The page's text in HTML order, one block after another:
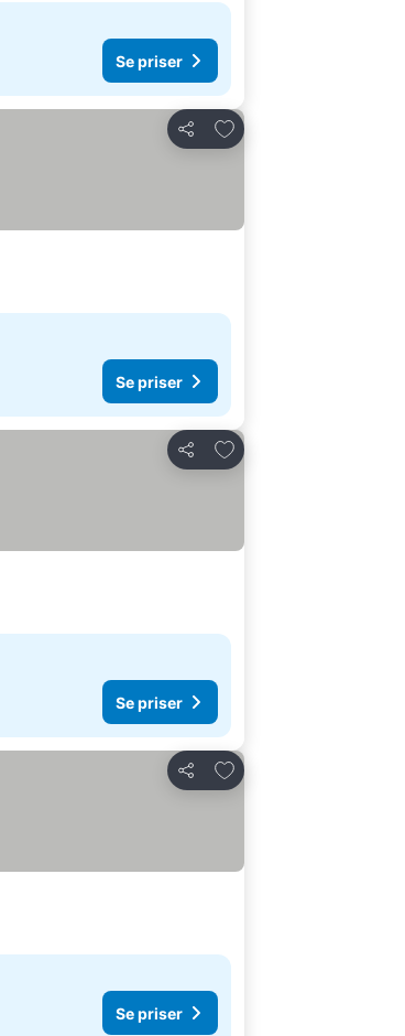
Se priser
Dela
Lägg till i Mina Favoriter
Se priser
Dela
Lägg till i Mina Favoriter
Se priser
Dela
Lägg till i Mina Favoriter
Se priser